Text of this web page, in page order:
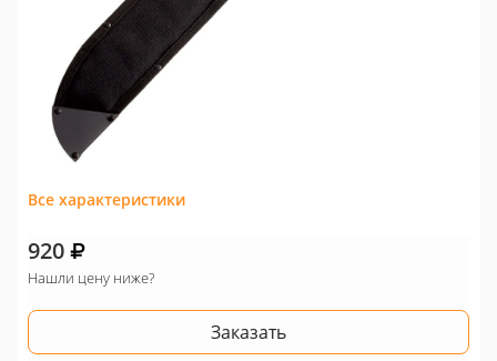
Все характеристики
920
Нашли цену ниже?
Заказать